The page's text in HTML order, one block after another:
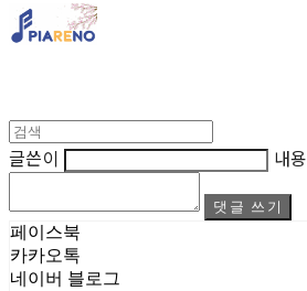
글쓴이 내용
댓글 쓰기
페이스북
카카오톡
네이버 블로그